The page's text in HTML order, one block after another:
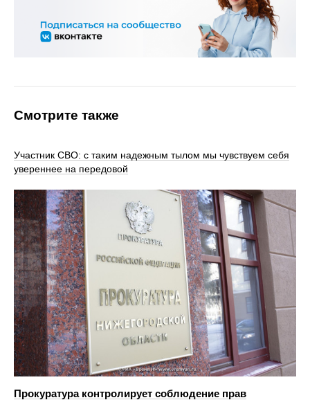
Смотрите также
Участник СВО: с таким надежным тылом мы чувствуем себя
увереннее на передовой
Прокуратура контролирует соблюдение прав